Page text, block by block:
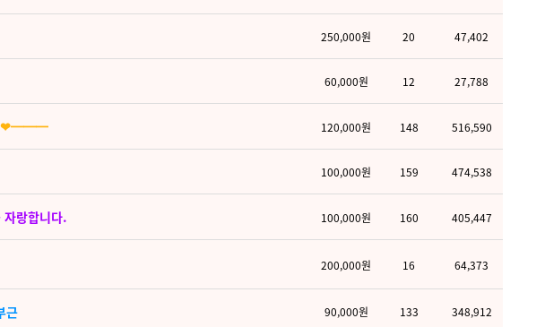
250,000원 20 47,402
60,000원 12 27,788
❤━━━ 120,000원 148 516,590
100,000원 159 474,538
랑합니다. 100,000원 160 405,447
200,000원 16 64,373
근 90,000원 133 348,912